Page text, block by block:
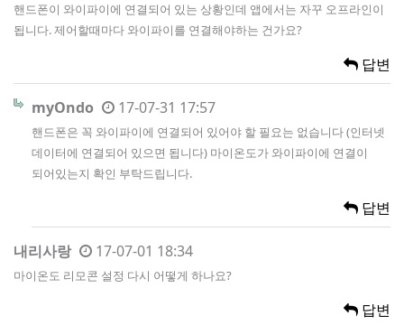
핸드폰이 와이파이에 연결되어 있는 상황인데 앱에서는 자꾸 오프라인이
됩니다. 제어할때마다 와이파이를 연결해야하는 건가요?
답변
myOndo 17-07-31 17:57
핸드폰은 꼭 와이파이에 연결되어 있어야 할 필요는 없습니다 (인터넷
데이터에 연결되어 있으면 됩니다) 마이온도가 와이파이에 연결이
되어있는지 확인 부탁드립니다.
답변
내리사랑 17-07-01 18:34
마이온도 리모콘 설정 다시 어떻게 하나요?
답변